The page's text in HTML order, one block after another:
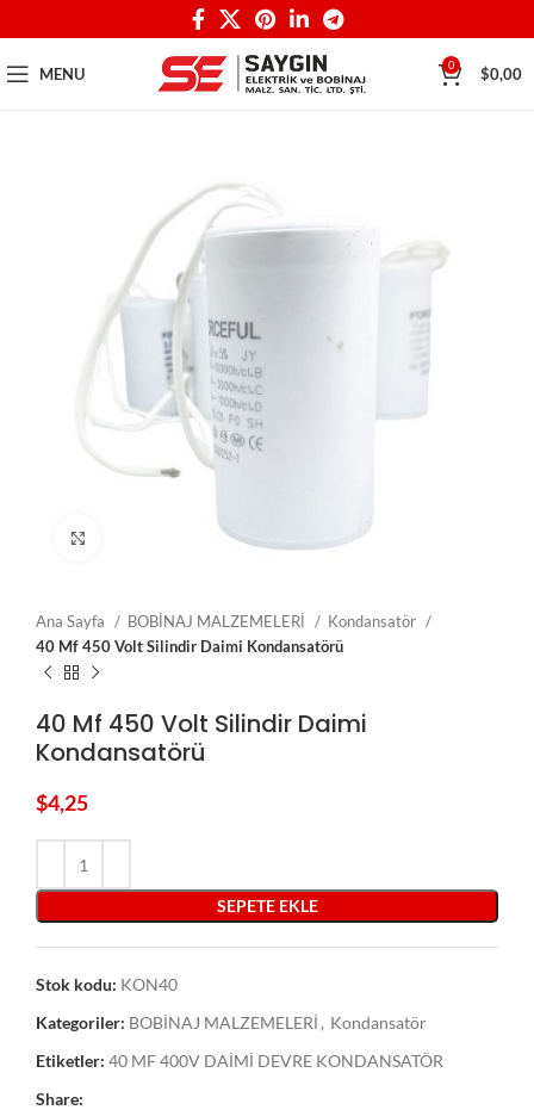
MENU 0 $0,00
Ana Sayfa BOBİNAJ MALZEMELERİ
Kondansatör
40 Mf 450 Volt Silindir Daimi Kondansatörü
40 Mf 450 Volt Silindir Daimi
Kondansatörü
$4,25
SEPETE EKLE
Stok kodu: KON40
Kategoriler: BOBİNAJ MALZEMELERİ , Kondansatör
Etiketler: 40 MF 400V DAİMİ DEVRE KONDANSATÖR
Share: